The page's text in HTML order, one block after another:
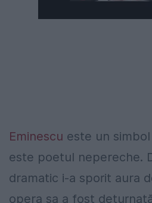
Eminescu este un
este poetul nepereche.
dramatic i-a sporit aura
opera sa a fost